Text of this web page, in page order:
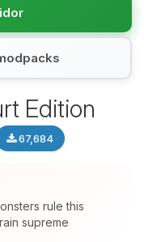
Edition
67,684
rule this
supreme
quien